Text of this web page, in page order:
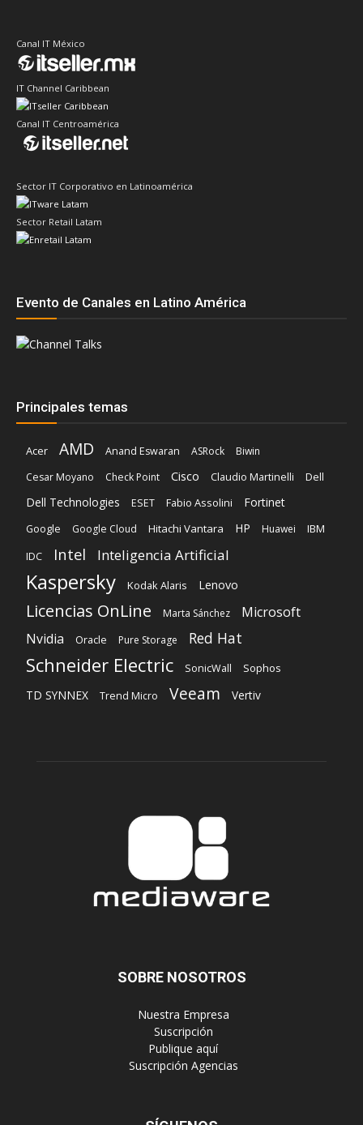
Canal IT México
IT Channel Caribbean
Canal IT Centroamérica
Sector IT Corporativo en Latinoamérica
Sector Retail Latam
Evento de Canales en Latino América
Principales temas
Acer AMD Anand Eswaran ASRock
Biwin
Cesar Moyano
Check Point Cisco Claudio Martinelli Dell
Dell Technologies ESET Fabio Assolini Fortinet
Google Google Cloud Hitachi Vantara HP Huawei IBM
IDC Intel Inteligencia Artificial
Kaspersky Kodak Alaris Lenovo
Licencias OnLine Marta Sánchez
Microsoft
Nvidia
Oracle Pure Storage Red Hat
Schneider Electric SonicWall Sophos
TD SYNNEX Trend Micro Veeam Vertiv
SOBRE NOSOTROS
‎ Nuestra Empresa
‎ Suscripción
‎ Publique aquí
‎ Suscripción Agencias